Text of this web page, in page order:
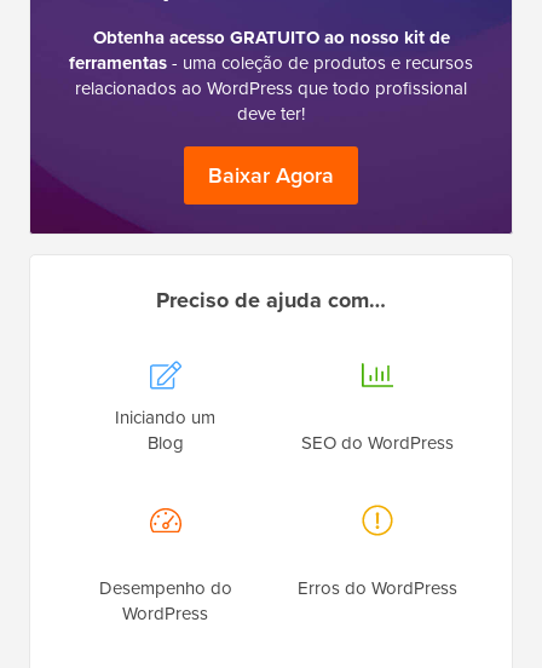
Obtenha acesso GRATUITO ao nosso kit de
ferramentas- uma coleção de produtos e recursos
relacionados ao WordPress que todo profissional
deve ter!
Baixar Agora
Preciso de ajuda com…
Iniciando um
Blog
SEO do WordPress
Desempenho do
WordPress
Erros do WordPress